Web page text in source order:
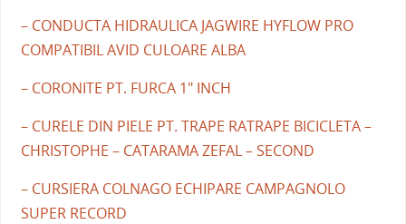
– CONDUCTA HIDRAULICA JAGWIRE HYFLOW PRO
COMPATIBIL AVID CULOARE ALBA
– CORONITE PT. FURCA 1" INCH
– CURELE DIN PIELE PT. TRAPE RATRAPE BICICLETA –
CHRISTOPHE – CATARAMA ZEFAL – SECOND
– CURSIERA COLNAGO ECHIPARE CAMPAGNOLO
SUPER RECORD